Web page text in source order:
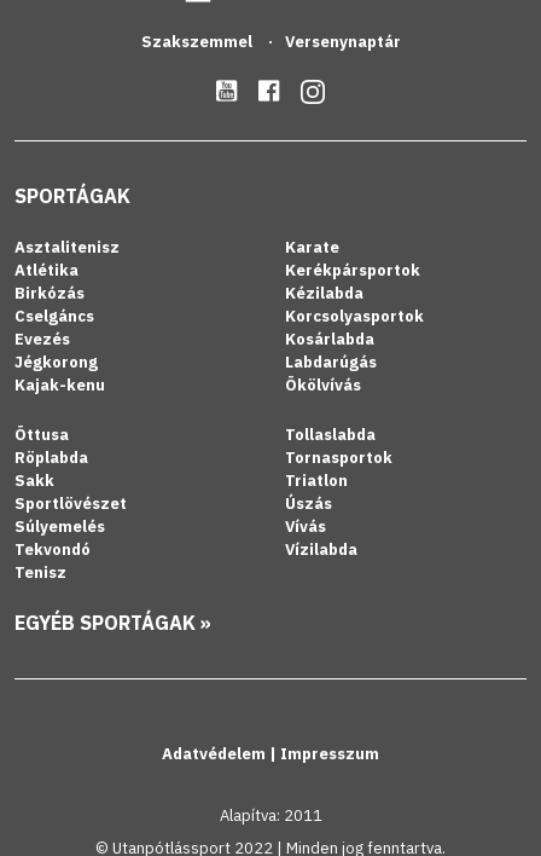
Szakszemmel Versenynaptár
SPORTÁGAK
Asztalitenisz
Atlétika
Birkózás
Cselgáncs
Evezés
Jégkorong
Kajak-kenu
Karate
Kerékpársportok
Kézilabda
Korcsolyasportok
Kosárlabda
Labdarúgás
Ökölvívás
Öttusa
Röplabda
Sakk
Sportlövészet
Súlyemelés
Tekvondó
Tenisz
Tollaslabda
Tornasportok
Triatlon
Úszás
Vívás
Vízilabda
EGYÉB SPORTÁGAK »
Adatvédelem | Impresszum
Alapítva: 2011
© Utanpótlássport 2022 | Minden jog fenntartva.